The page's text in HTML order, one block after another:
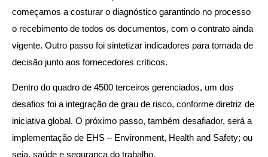
começamos a costurar o diagnóstico garantindo no processo
o recebimento de todos os documentos, com o contrato ainda
vigente. Outro passo foi sintetizar indicadores para tomada de
decisão junto aos fornecedores críticos.
Dentro do quadro de 4500 terceiros gerenciados, um dos
desafios foi a integração de grau de risco, conforme diretriz de
iniciativa global. O próximo passo, também desafiador, será a
implementação de EHS – Environment, Health and Safety; ou
seja, saúde e segurança do trabalho.